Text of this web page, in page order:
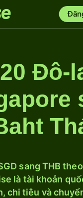
20 Đô-
sang THB
là tài khoản
chi tiêu và